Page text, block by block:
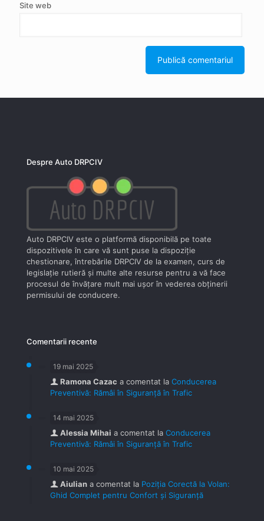
Site web
Despre Auto DRPCIV
Auto DRPCIV este o platformă disponibilă pe toate
dispozitivele în care vă sunt puse la dispoziţie
chestionare, întrebările DRPCIV de la examen, curs de
legislaţie rutieră şi multe alte resurse pentru a vă face
procesul de învăţare mult mai uşor în vederea obţinerii
permisului de conducere.
Comentarii recente
19 mai 2025
Ramona Cazac a comentat la Conducerea
Preventivă: Rămâi în Siguranță în Trafic
14 mai 2025
Alessia Mihai a comentat la Conducerea
Preventivă: Rămâi în Siguranță în Trafic
10 mai 2025
Aiulian a comentat la Poziția Corectă la Volan:
Ghid Complet pentru Confort și Siguranță